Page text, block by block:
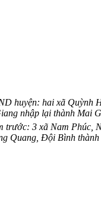
huyện: hai xã
nhập lại thành Mai
trước: 3 xã Nam
Quang, Đội Bình